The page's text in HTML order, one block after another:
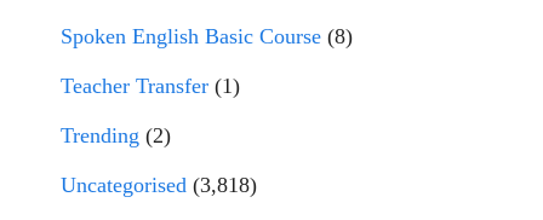
Spoken English Basic Course (8)
Teacher Transfer (1)
Trending (2)
Uncategorised (3,818)